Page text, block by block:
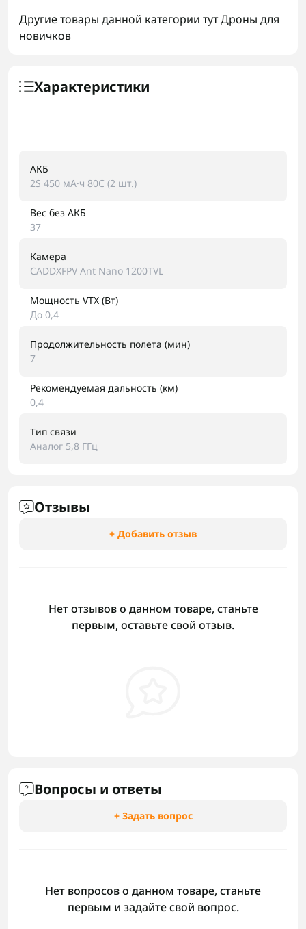
Другие товары данной категории тутДроны для
новичков
Характеристики
АКБ
2S 450 мА·ч 80C (2 шт.)
Вес без АКБ
37
Камера
CADDXFPV Ant Nano 1200TVL
Мощность VTX (Вт)
До 0,4
Продолжительность полета (мин)
7
Рекомендуемая дальность (км)
0,4
Тип связи
Аналог 5,8 ГГц
Отзывы
+ Добавить отзыв
Нет отзывов о данном товаре, станьте
первым, оставьте свой отзыв.
Вопросы и ответы
+ Задать вопрос
Нет вопросов о данном товаре, станьте
первым и задайте свой вопрос.